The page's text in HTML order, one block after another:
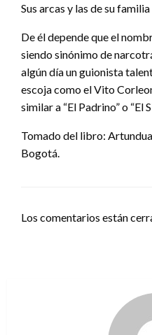
Sus arcas y las de su
De él depende que el
siendo sinónimo de
algún día un guionista
escoja como el Vito
similar a “El Padrino” o “El
Tomado del libro:
Bogotá.
Los comentarios están